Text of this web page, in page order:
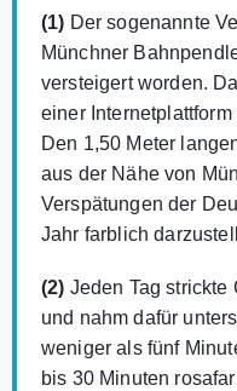
(1) Der sogenannte
Münchner
versteigert worden.
einer
Den 1,50 Meter
aus der Nähe von
Verspätungen der
Jahr farblich
(2) Jeden Tag
und nahm dafür
weniger als fünf
bis 30 Minuten